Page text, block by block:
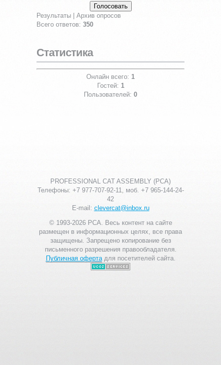
Результаты
Архив опросов
Всего ответов: 350
Статистика
Онлайн всего: 1
Гостей: 1
Пользователей: 0
PROFESSIONAL CAT ASSEMBLY (PCA)
Телефоны: +7 977-707-92-11, моб. +7 965-144-24-
42
E-mail: clevercat@inbox.ru
© 1993-2026 PCA. Весь контент на сайте
размещен в информационных целях, все права
защищены. Запрещено копирование без
письменного разрешения правообладателя.
Публичная офертадля посетителей сайта.